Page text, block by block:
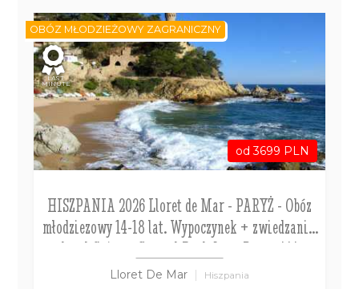
od 3699 PLN
HISZPANIA 2026 Lloret de Mar - PARYŻ - Obóz
młodziezowy 14-18 lat. Wypoczynek + zwiedzanie.
hotel Guitart Central Park Aqua Resort***
Lloret De Mar Hiszpania
OBÓZ MŁODZIEŻOWY ZAGRANICZNY
LAST
MINUTE